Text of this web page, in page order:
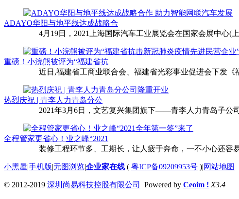
ADAYO华阳与地平线达成战略合
4月19日，2021上海国际汽车工业展览会在国家会展中心(
重磅！小浣熊被评为“福建省抗
近日,福建省工商业联合会、福建省光彩事业促进会下发《
热烈庆祝 | 青李人力青岛分公
2021年3月6日，文艺复兴集团旗下——青李人力青岛子公
全程管家更省心！业之峰“2021
装修工程环节多、工期长，让人疲于奔命，一不小心还容易
小黑屋|手机版|无图浏览|企业家在线 ( 粤ICP备09209953号 )|网站地图
© 2012-2019 深圳尚易科技控股有限公司 Powered by Ceoim ! X3.4